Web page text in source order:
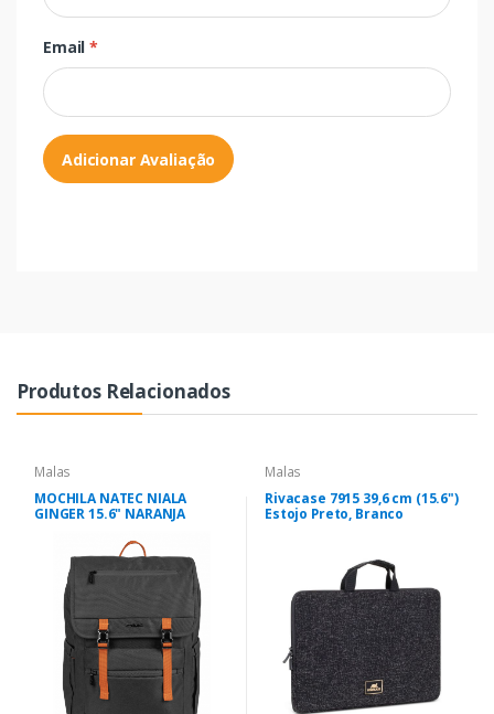
Email*
Adicionar Avaliação
Produtos Relacionados
Malas
MOCHILA NATEC NIALA
GINGER 15.6" NARANJA
Malas
Rivacase 7915 39,6 cm (15.6")
Estojo Preto, Branco